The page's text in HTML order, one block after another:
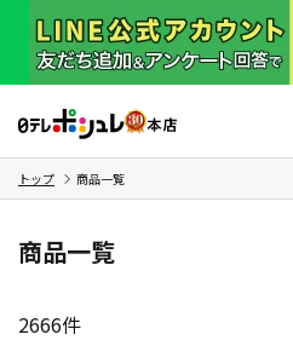
トップ 商品一覧
商品一覧
2666件